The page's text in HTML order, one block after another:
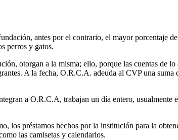
antes por el contrario, el mayor porcentaje
perros y gatos.
otorgan a la misma; ello, porque las cuentas de
A la fecha, O.R.C.A. adeuda al CVP una suma
a O.R.C.A, trabajan un día entero, usualmente
los préstamos hechos por la institución para la
las camisetas y calendarios.